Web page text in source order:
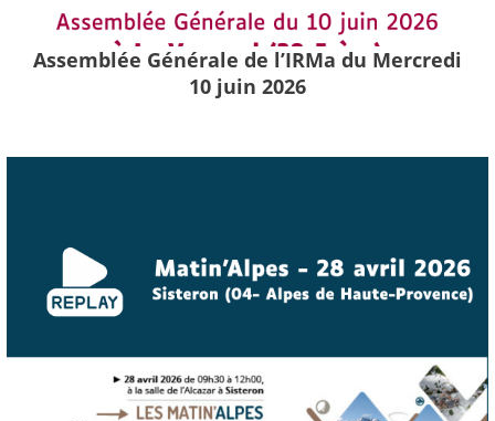
Assemblée Générale de l’IRMa du Mercredi
10 juin 2026